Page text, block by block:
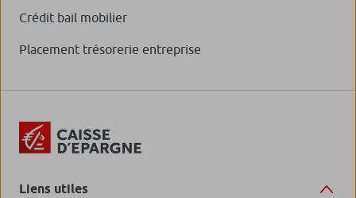
Crédit bail mobilier
Placement trésorerie entreprise
Liens utiles